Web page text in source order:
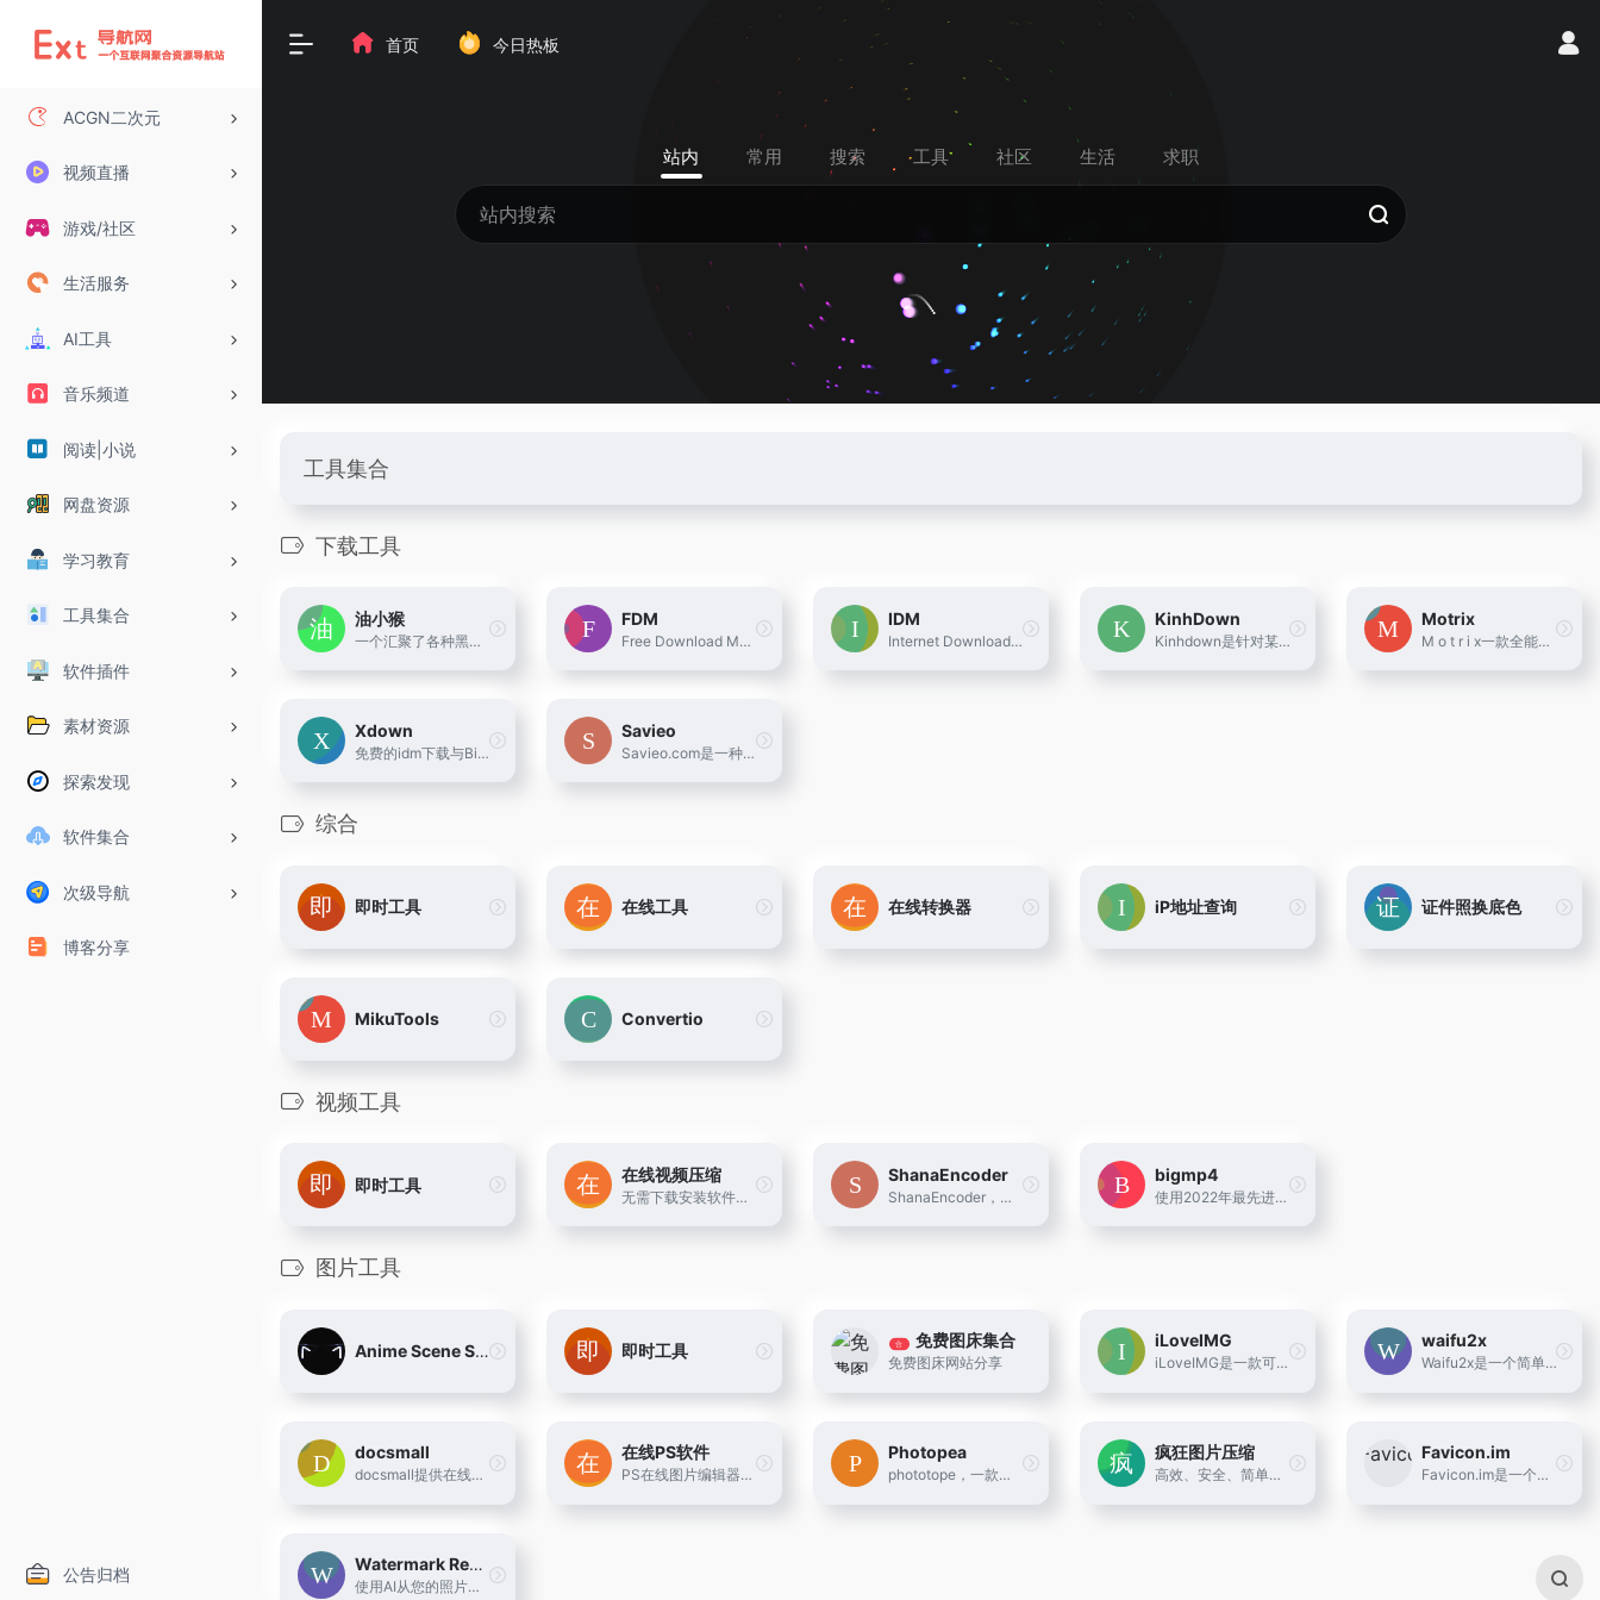
ACGN二次元
视频直播
游戏/社区
生活服务
AI工具
音乐频道
阅读|小说
网盘资源
学习教育
工具集合
软件插件
素材资源
探索发现
软件集合
次级导航
博客分享
公告归档
首页 今日热板
站内 常用 搜索 工具 社区 生活 求职
工具集合
下载工具
油小猴
一个汇聚了各种黑科技的小站，更多黑科技请搜索公众号
FDM
Free Download Manager这是一款在Windows，macOS，Android及Linux操作系统下，强大又现代的下载加速组织器。
IDM
Internet Download Manager简称IDM，是一款Windows系统专业多线程下载加速工具，IDM下载器支持多种类型文件下载，并能完美恢复各种中断的下载任务
KinhDown
Kinhdown是针对某度网盘的加速下载工具，据目前网上的用户反馈来看，普通用户在不开会员的情况下，也可以实现大文件的加速下载，速度较快。
Motrix
M o t r i x一款全能的下载工具支持下载 HTTP、FTP、BT、磁力链接等资源
Xdown
免费的idm下载与BitTorrent工具
Savieo
Savieo.com是一种快速，免费，简便的方法，只需单击一下鼠标，即可从您喜欢的社交媒体网站直接将MP4，M4A，MP3文件和字幕下载到您的设备上。
综合
即时工具 在线工具 在线转换器 iP地址查询 证件照换底色
MikuTools Convertio
视频工具
即时工具
在线视频压缩
无需下载安装软件，该在线视频压缩工具可帮您快速降低视频文件大小且能输出高清晰度的视频画面。免费在线视频压缩工具 - 无水印、无需下载
ShanaEncoder
ShanaEncoder，最强的视频压制软件，支持CPU和GPU同时工作，速度快，清晰度高，B站指定压制工具
bigmp4
使用2022年最先进人工智能 AI 模型，能将视频无损高清放大、增强画质、智能补帧使画面丝滑流畅栩栩如生同时支持黑白视频上色和慢动作
图片工具
Anime Scene Search Engine 即时工具 合 免费图床集合
免费图床网站分享
iLoveIMG
iLoveIMG是一款可以让你在几秒钟内免费修改图片的网络应用。裁剪，调整大小，压缩，转换，和更多，只需点击几下
waifu2x
Waifu2x是一个简单的图像缩放和降噪工具，可以毫不费力地增加图像的大小。开发人员使Waifu2x具有可靠的Waifu2x图像缩放器· HUGEIFY!! · 图像大小翻倍！·没有像素化，没有模糊·专门用于动漫和漫画风格。
docsmall
docsmall提供在线图片压缩、GIF压缩、在线PDF压缩、PDF合并、PDF分割功能
在线PS软件
PS在线图片编辑器是一个专业精简的在线ps图片照片制作处理软件工具，绿色免安装，免下载，直接在浏览器打开就可用它修正，调整和美化图像。
Photopea
phototope，一款国外好用的在线图片编辑器
疯狂图片压缩
高效、安全、简单的图片压缩工具，支持批量处理，保护您的隐私
Favicon.im
Favicon.im是一个简单高效的服务，允许您获取任何网站的图标（网站图标）。只需提供域名，我们就会返回相关的图标。它非常适合开发者、设计师或任何需要快速访问网站图标的人。
Watermark Remover
使用AI从您的照片中移除水印